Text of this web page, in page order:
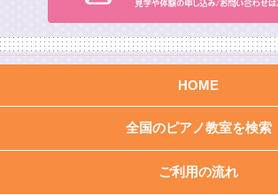
HOME
全国のピアノ教室を検索
ご利用の流れ